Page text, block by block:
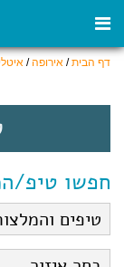
דף הבית/ אירופה/
חפשו טיפ/